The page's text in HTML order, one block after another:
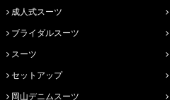
成人式スーツ
ブライダルスーツ
スーツ
セットアップ
岡山デニムスーツ